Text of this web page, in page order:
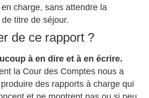
charge, sans attendre la
titre de séjour.
de ce rapport ?
à en dire et à en écrire.
la Cour des Comptes nous a
des rapports à charge qui